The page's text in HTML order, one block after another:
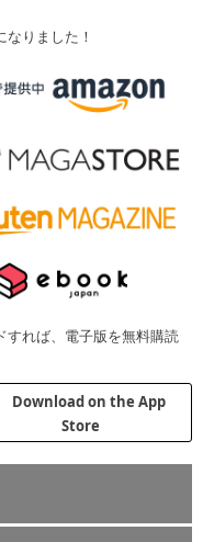
りました！
すれば、電子版を無料購読